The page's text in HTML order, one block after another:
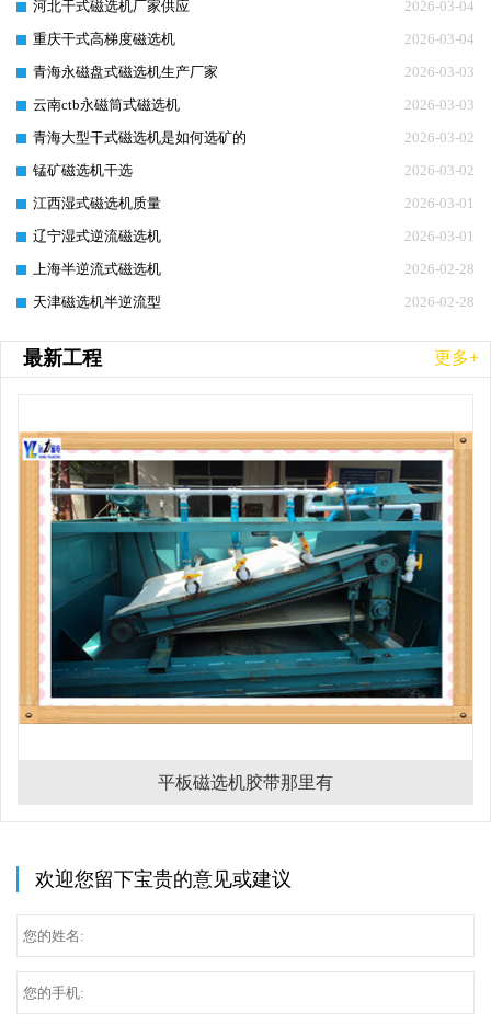
2026-03-04
河北干式磁选机厂家供应
2026-03-04
重庆干式高梯度磁选机
2026-03-03
青海永磁盘式磁选机生产厂家
2026-03-03
云南ctb永磁筒式磁选机
2026-03-02
青海大型干式磁选机是如何选矿的
2026-03-02
锰矿磁选机干选
2026-03-01
江西湿式磁选机质量
2026-03-01
辽宁湿式逆流磁选机
2026-02-28
上海半逆流式磁选机
2026-02-28
天津磁选机半逆流型
最新工程 更多+
平板磁选机胶带那里有
欢迎您留下宝贵的意见或建议